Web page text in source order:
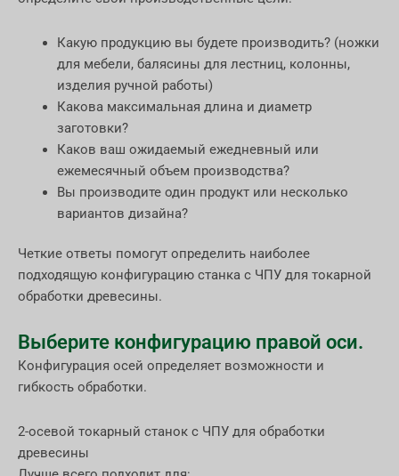
Какую продукцию вы будете производить? (ножки
для мебели, балясины для лестниц, колонны,
изделия ручной работы)
Какова максимальная длина и диаметр
заготовки?
Каков ваш ожидаемый ежедневный или
ежемесячный объем производства?
Вы производите один продукт или несколько
вариантов дизайна?
Четкие ответы помогут определить наиболее
подходящую конфигурацию станка с ЧПУ для токарной
обработки древесины.
Выберите конфигурацию правой оси.
Конфигурация осей определяет возможности и
гибкость обработки.
2-осевой токарный станок с ЧПУ для обработки
древесины